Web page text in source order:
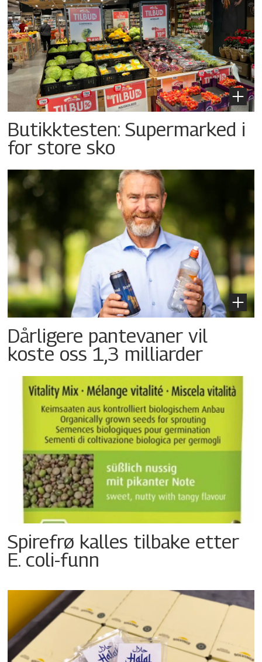
Butikktesten: Supermarked i
for store sko
Dårligere pantevaner vil
koste oss 1,3 milliarder
Spirefrø kalles tilbake etter
E. coli-funn